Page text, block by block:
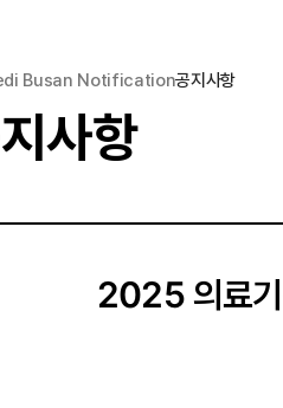
Busan Notification공지사항
사항
2025 의료기